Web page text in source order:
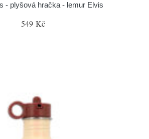
- plyšová hračka - lemur Elvis
549 Kč